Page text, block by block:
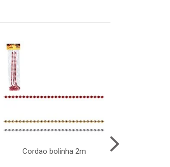
Cordao bolinha 2m